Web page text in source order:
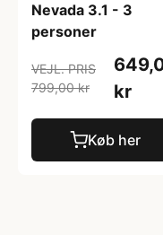
Nevada 3.1 - 3
personer
VEJL. PRIS
799,00 kr
kr
Køb her